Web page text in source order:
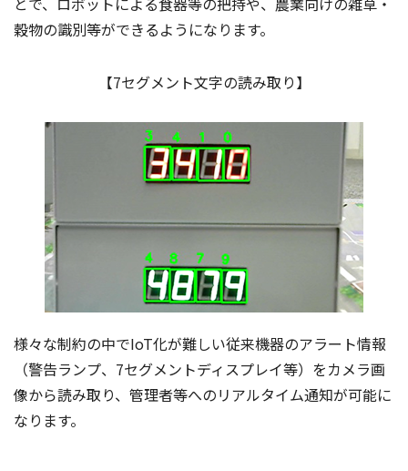
穀物の識別等ができるようになります。
【7セグメント文字の読み取り】
様々な制約の中でIoT化が難しい従来機器のアラート情報
（警告ランプ、7セグメントディスプレイ等）をカメラ画
像から読み取り、管理者等へのリアルタイム通知が可能に
なります。